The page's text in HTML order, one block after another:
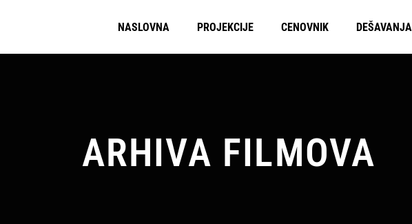
NASLOVNA PROJEKCIJE CENOVNIK DEŠAVANJA
ARHIVA FILMOVA